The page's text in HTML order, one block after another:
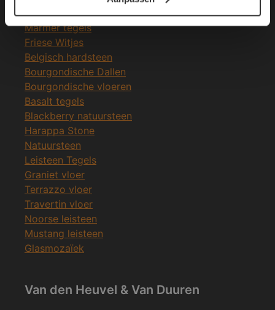
Marmer vloer
Marmer tegels
Friese Witjes
Belgisch hardsteen
Bourgondische Dallen
Bourgondische vloeren
Basalt tegels
Blackberry natuursteen
Harappa Stone
Natuursteen
Leisteen Tegels
Graniet vloer
Terrazzo vloer
Travertin vloer
Noorse leisteen
Mustang leisteen
Glasmozaïek
Van den Heuvel & Van Duuren